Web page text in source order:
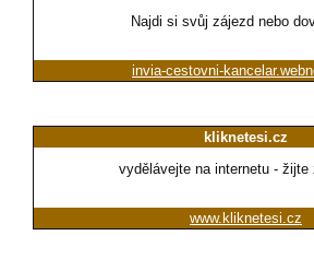
Najdi si svůj zájezd nebo
invia-cestovni-
kliknetesi.cz
vydělávejte na internetu - žijte
www.kliknetesi.cz